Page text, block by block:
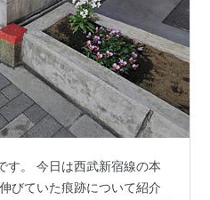
す。 今日は西武新宿線の本
びていた痕跡について紹介